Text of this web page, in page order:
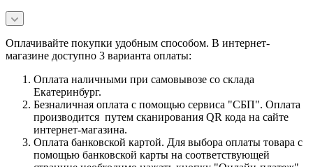
Оплачивайте покупки удобным способом. В интернет-
магазине доступно 3 варианта оплаты:
Оплата наличными при самовывозе со склада
Екатеринбург.
Безналичная оплата с помощью сервиса "СБП". Оплата
производится путем сканирования QR кода на сайте
интернет-магазина.
Оплата банковской картой. Для выбора оплаты товара с
помощью банковской карты на соответствующей